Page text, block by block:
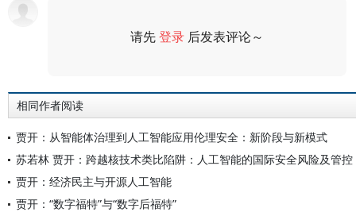
请先登录 后发表评论～
相同作者阅读
贾开：从智能体治理到人工智能应用伦理安全：新阶段与新模式
苏若林 贾开：跨越核技术类比陷阱：人工智能的国际安全风险及管控
贾开：经济民主与开源人工智能
贾开：“数字福特”与“数字后福特”